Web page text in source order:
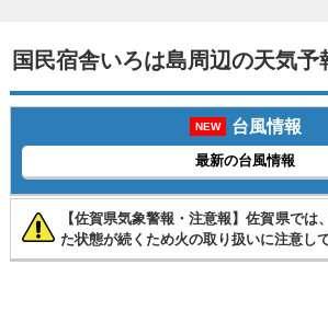
国民宿舎いろは島周辺の天気予
NEW 台風情報
最新の台風情報
【佐賀県気象警報・注意報】佐賀県では
た状態が続くため火の取り扱いに注意し